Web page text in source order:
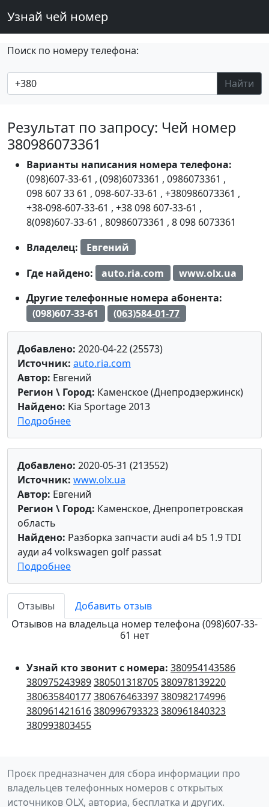
Узнай чей номер
Поиск по номеру телефона:
Найти
Результат по запросу: Чей номер
380986073361
Варианты написания номера телефона:
(098)607-33-61 , (098)6073361 , 0986073361 ,
098 607 33 61 , 098-607-33-61 , +380986073361 ,
+38-098-607-33-61 , +38 098 607-33-61 ,
8(098)607-33-61 , 80986073361 , 8 098 6073361
Владелец:
Евгений
Где найдено:
auto.ria.com
www.olx.ua
Другие телефонные номера абонента:
(098)607-33-61
(063)584-01-77
Добавлено: 2020-04-22 (25573)
Источник: auto.ria.com
Автор: Евгений
Регион \ Город: Каменское (Днепродзержинск)
Найдено: Kia Sportage 2013
Подробнее
Добавлено: 2020-05-31 (213552)
Источник: www.olx.ua
Автор: Евгений
Регион \ Город: Каменское, Днепропетровская
область
Найдено: Разборка запчасти audi a4 b5 1.9 TDI
ауди а4 volkswagen golf passat
Подробнее
Отзывы
Добавить отзыв
Отзывов на владельца номер телефона (098)607-33-
61 нет
Узнай кто звонит с номера: 380954143586
380975243989380501318705380978139220
380635840177380676463397380982174996
380961421616380996793323380961840323
380993803455
Проєк предназначен для сбора информации про
владельцев телефонных номеров с открытых
источников OLX, авториа, бесплатка и других.